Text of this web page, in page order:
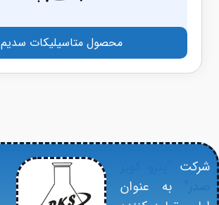
محصول متاسیلیکات سدیم
شرکت
به عنوان